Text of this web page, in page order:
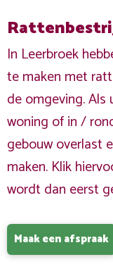
In Leerbroek
te maken met
de omgeving. Als
woning of in /
gebouw overlast
maken. Klik
wordt dan eerst
Maak een afspraak